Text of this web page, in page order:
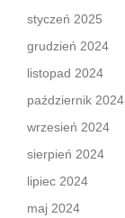
styczeń 2025
grudzień 2024
listopad 2024
październik 2024
wrzesień 2024
sierpień 2024
lipiec 2024
maj 2024